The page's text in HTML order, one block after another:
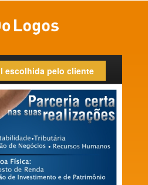
pelo cliente